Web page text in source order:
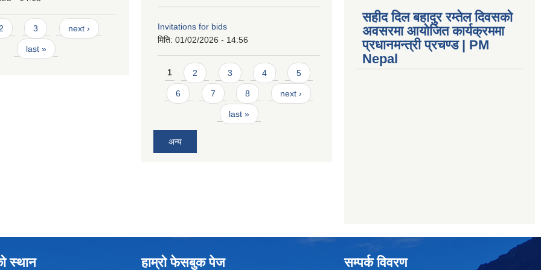
2 3 next ›
last »
Invitations for bids
मिति: 01/02/2026 - 14:56
Pages
1 2 3 4 5
6 7 8 next ›
last »
अन्य
सहीद दिल बहादुर रम्तेल दिवसको
अवसरमा आयोजित कार्यक्रममा
प्रधानमन्त्री प्रचण्ड | PM
Nepal
स्थान हाम्रो फेसबुक पेज सम्पर्क विवरण